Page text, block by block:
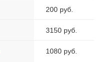
200 руб.
3150 руб.
1080 руб.